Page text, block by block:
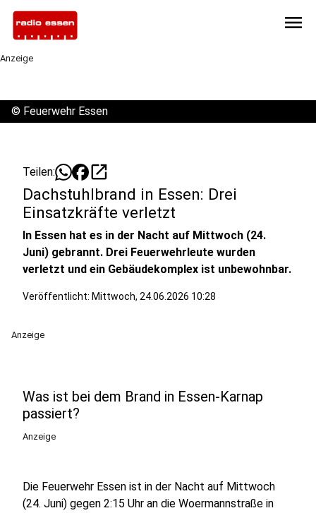
menu
Anzeige
© Feuerwehr Essen
Teilen: open_in_new
Dachstuhlbrand in Essen: Drei
Einsatzkräfte verletzt
In Essen hat es in der Nacht auf Mittwoch (24.
Juni) gebrannt. Drei Feuerwehrleute wurden
verletzt und ein Gebäudekomplex ist unbewohnbar.
Veröffentlicht: Mittwoch, 24.06.2026 10:28
Anzeige
Was ist bei dem Brand in Essen-Karnap
passiert?
Anzeige
Die Feuerwehr Essen ist in der Nacht auf Mittwoch
(24. Juni) gegen 2:15 Uhr an die Woermannstraße in